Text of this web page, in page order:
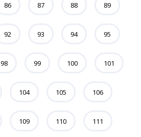
86 87 88 89
92 93 94 95
98 99 100 101
104 105 106
109 110 111